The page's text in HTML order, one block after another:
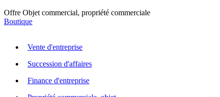
Offre Objet commercial, propriété commerciale
Boutique
Vente d'entreprise
Succession d'affaires
Finance d'entreprise